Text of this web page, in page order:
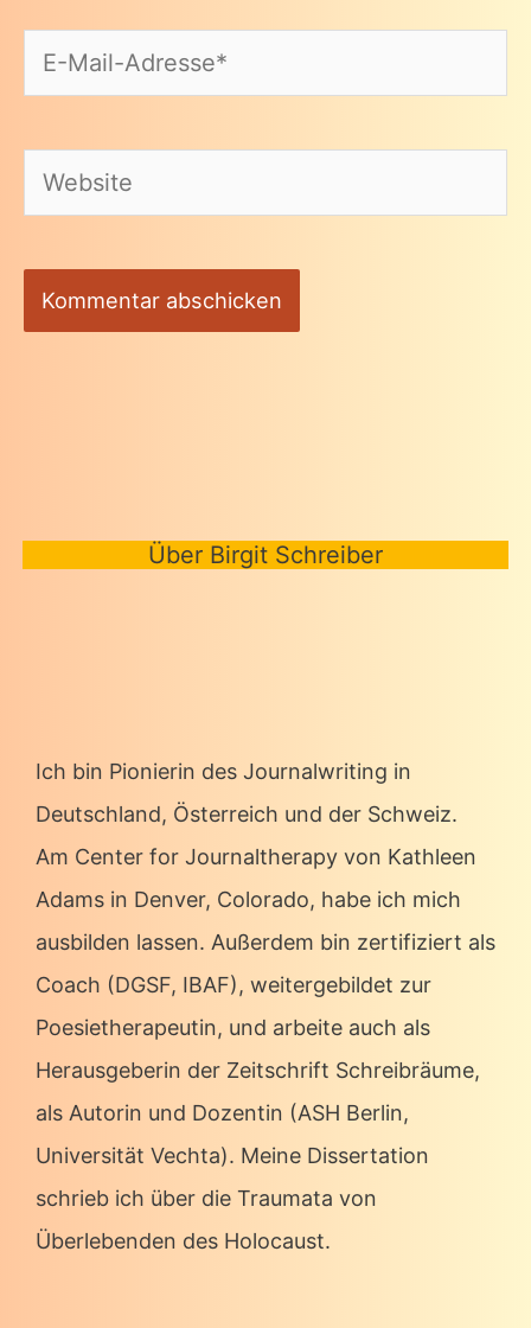
E-
Mail-
Website
Über Birgit Schreiber
Ich bin Pionierin des Journalwriting in
Deutschland, Österreich und der Schweiz.
Am Center for Journaltherapy von Kathleen
Adams in Denver, Colorado, habe ich mich
ausbilden lassen. Außerdem bin zertifiziert als
Coach (DGSF, IBAF), weitergebildet zur
Poesietherapeutin, und arbeite auch als
Herausgeberin der Zeitschrift Schreibräume,
als Autorin und Dozentin (ASH Berlin,
Universität Vechta). Meine Dissertation
schrieb ich über die Traumata von
Überlebenden des Holocaust.